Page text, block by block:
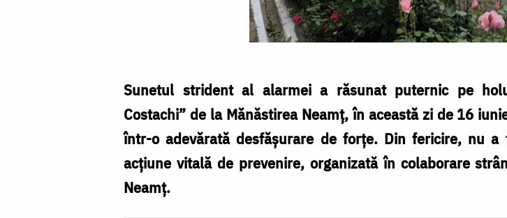
Sunetul strident al alarmei a răsunat puternic pe
Costachi” de la Mănăstirea Neamț, în această zi de 16
într-o adevărată desfășurare de forțe. Din fericire, nu
acțiune vitală de prevenire, organizată în colaborare
Neamț.